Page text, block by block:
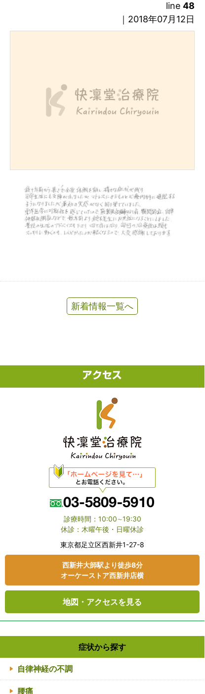
line 48
｜2018年07月12日
新着情報一覧へ
診療時間：10:00∼19:30
休診：木曜午後・日曜休診
東京都⾜⽴区⻄新井1-27-8
⻄新井大師駅より徒歩8分
オーケーストア⻄新井店横
地図・アクセスを見る
症状から探す
自律神経の不調
腰痛